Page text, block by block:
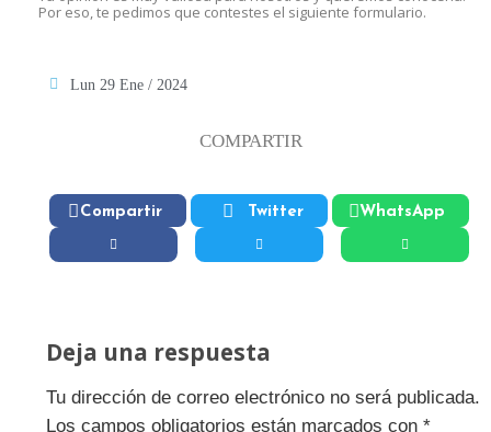
Por eso, te pedimos que contestes el siguiente formulario.
Lun 29 Ene / 2024
COMPARTIR
Compartir Twitter WhatsApp
Deja una respuesta
Tu dirección de correo electrónico no será publicada.
Los campos obligatorios están marcados con *